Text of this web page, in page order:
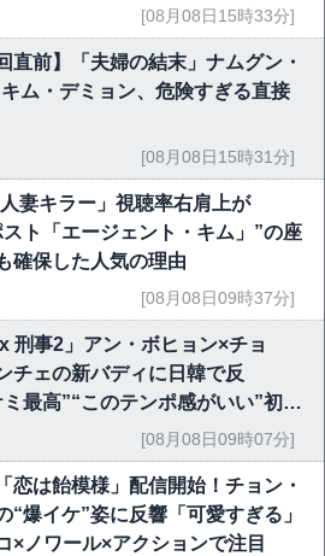
[08月08日15時33分]
直前】「夫婦の結末」ナムグン・
ム・デミョン、危険すぎる直接
[08月08日15時31分]
妻キラー」視聴率右肩上が
スト「エージェント・キム」”の座
確保した人気の理由
[08月08日09時37分]
x 刑事2」アン・ボヒョン×チョ
チェの新バディに日韓で反
最高”“このテンポ感がいい”初回
[08月08日09時07分]
恋は飴模様」配信開始！チョン・
“爆イケ”姿に反響「可愛すぎる」
×ノワール×アクションで注目